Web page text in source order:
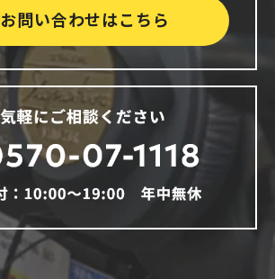
お問い合わせはこちら